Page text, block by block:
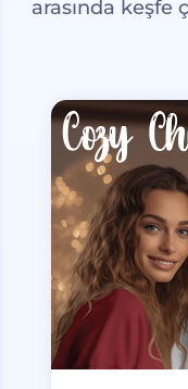
arasında keşfe